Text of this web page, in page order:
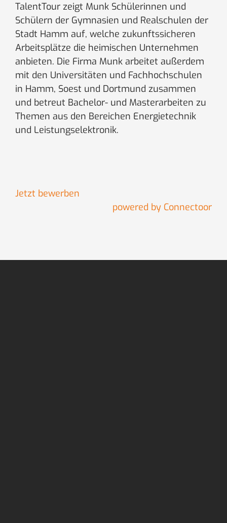
TalentTour zeigt Munk Schülerinnen und
Schülern der Gymnasien und Realschulen der
Stadt Hamm auf, welche zukunftssicheren
Arbeitsplätze die heimischen Unternehmen
anbieten. Die Firma Munk arbeitet außerdem
mit den Universitäten und Fachhochschulen
in Hamm, Soest und Dortmund zusammen
und betreut Bachelor- und Masterarbeiten zu
Themen aus den Bereichen Energietechnik
und Leistungselektronik.
Jetzt bewerben
powered by Connectoor